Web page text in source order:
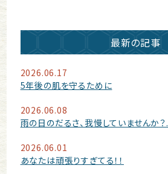
最新の記事
2026.06.17
5年後の肌を守るために
2026.06.08
雨の日のだるさ、我慢していませんか？.
2026.06.01
あなたは頑張りすぎてる！！